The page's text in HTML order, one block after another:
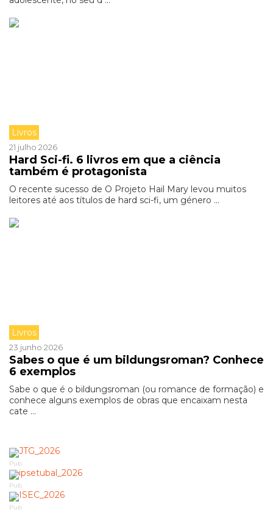
Livros
21 julho 2026
Hard Sci-fi. 6 livros em que a ciência
também é protagonista
O recente sucesso de O Projeto Hail Mary levou muitos
leitores até aos títulos de hard sci-fi, um género ...
Livros
23 junho 2026
Sabes o que é um bildungsroman? Conhece
6 exemplos
Sabe o que é o bildungsroman (ou romance de formação) e
conhece alguns exemplos de obras que encaixam nesta
cate ...
Pub
Pub
Pub